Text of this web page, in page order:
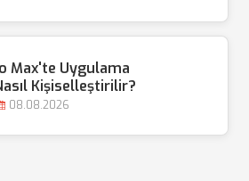
Max'te Uygulama
Kişiselleştirilir?
08.08.2026